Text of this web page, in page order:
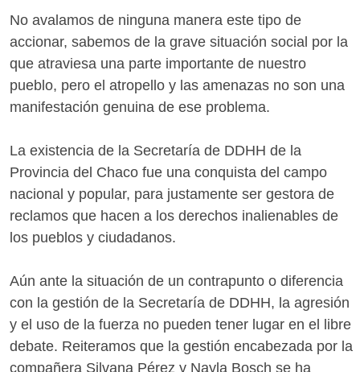
No avalamos de ninguna manera este tipo de
accionar, sabemos de la grave situación social por la
que atraviesa una parte importante de nuestro
pueblo, pero el atropello y las amenazas no son una
manifestación genuina de ese problema.
La existencia de la Secretaría de DDHH de la
Provincia del Chaco fue una conquista del campo
nacional y popular, para justamente ser gestora de
reclamos que hacen a los derechos inalienables de
los pueblos y ciudadanos.
Aún ante la situación de un contrapunto o diferencia
con la gestión de la Secretaría de DDHH, la agresión
y el uso de la fuerza no pueden tener lugar en el libre
debate. Reiteramos que la gestión encabezada por la
compañera Silvana Pérez y Nayla Bosch se ha